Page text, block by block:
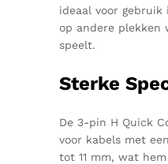
ideaal voor
op andere plekken
speelt.
Sterke
De 3-pin H Quick
voor kabels met
tot 11 mm, wat